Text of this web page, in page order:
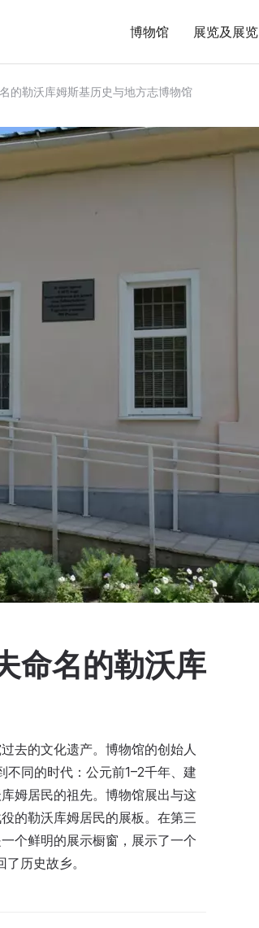
博物馆 展览及展览
的勒沃库姆斯基历史与地方志博物馆
命名的勒沃库
去的文化遗产。博物馆的创始人
同的时代：公元前1–2千年、建
姆居民的祖先。博物馆展出与这
的勒沃库姆居民的展板。在第三
个鲜明的展示橱窗，展示了一个
历史故乡。